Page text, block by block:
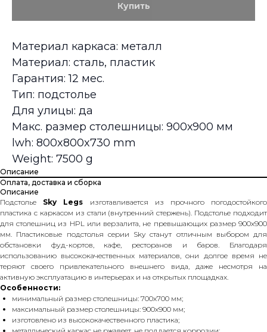
Купить
Материал каркаса: металл
Материал: сталь, пластик
Гарантия: 12 мес.
Тип: подстолье
Для улицы: да
Макс. размер столешницы: 900х900 мм
lwh: 800x800x730 mm
Weight: 7500 g
Описание
Оплата, доставка и сборка
Описание
Подстолье Sky Legs изготавливается из прочного погодостойкого
пластика с каркасом из стали (внутренний стержень). Подстолье подходит
для столешниц из HPL или верзалита, не превышающих размер 900х900
мм. Пластиковые подстолья серии Sky станут отличным выбором для
обстановки фуд-кортов, кафе, ресторанов и баров. Благодаря
использованию высококачественных материалов, они долгое время не
теряют своего привлекательного внешнего вида, даже несмотря на
активную эксплуатацию в интерьерах и на открытых площадках.
Особенности:
минимальный размер столешницы: 700х700 мм;
максимальный размер столешницы: 900х900 мм;
изготовлено из высококачественного пластика;